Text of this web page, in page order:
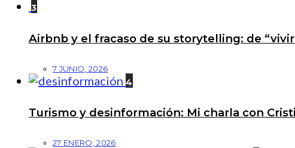
3
Airbnb y el fracaso de su storytelling: de
7 JUNIO, 2026
4
Turismo y desinformación: Mi charla con
27 ENERO, 2026